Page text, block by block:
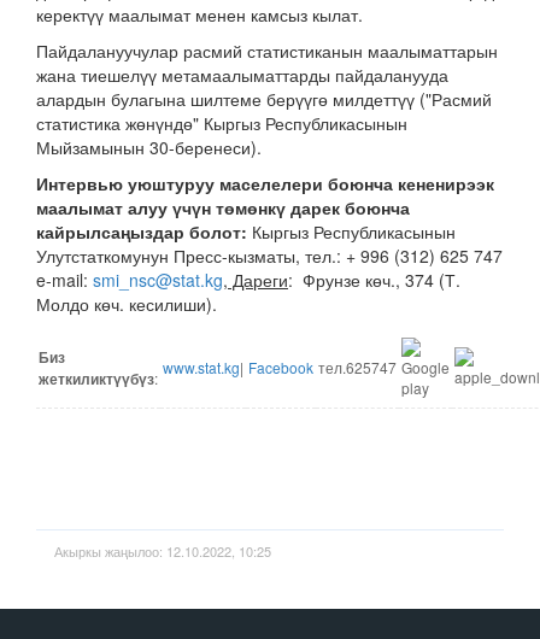
керектүү маалымат менен камсыз кылат.
Пайдалануучулар расмий статистиканын маалыматтарын
жана тиешелүү метамаалыматтарды пайдаланууда
алардын булагына шилтеме берүүгө милдеттүү ("Расмий
статистика жөнүндө" Кыргыз Республикасынын
Мыйзамынын 30-беренеси).
Интервью уюштуруу маселелери боюнча кененирээк
маалымат алуу үчүн төмөнкү дарек боюнча
кайрылсаңыздар болот: Кыргыз Республикасынын
Улутстаткомунун Пресс-кызматы, тел.: + 996 (312) 625 747
e-mail: smi_nsc@stat.kg, Дареги: Фрунзе көч., 374 (Т.
Молдо көч. кесилиши).
Биз
жеткиликтүүбүз:
www.stat.kg| Facebook тел.625747
Акыркы жаңылоо: 12.10.2022, 10:25